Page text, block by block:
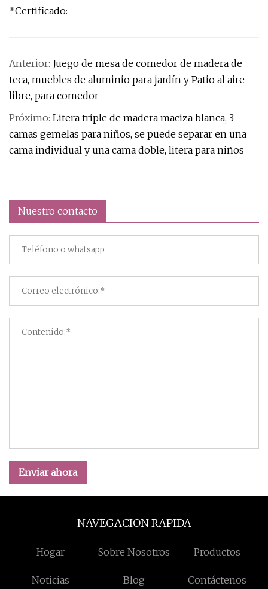
*Certificado:
Anterior: Juego de mesa de comedor de madera de
teca, muebles de aluminio para jardín y Patio al aire
libre, para comedor
Próximo: Litera triple de madera maciza blanca, 3
camas gemelas para niños, se puede separar en una
cama individual y una cama doble, litera para niños
Nuestro contacto
Enviar ahora
NAVEGACION RAPIDA
Hogar Sobre Nosotros Productos
Noticias Blog Contáctenos